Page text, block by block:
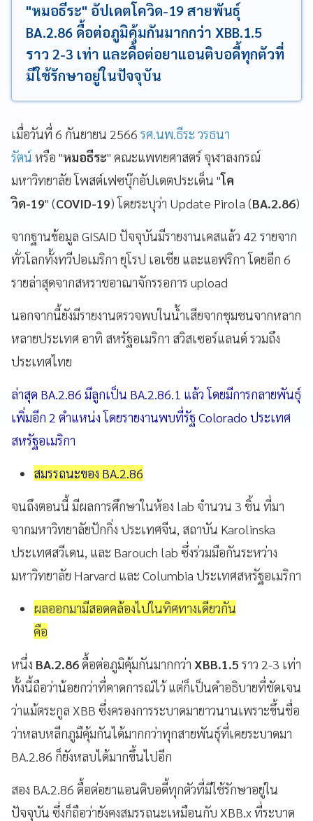
"หมอธีระ" อัปเดตโควิด-19 สายพันธุ์
BA.2.86 ดื้อต่อภูมิคุ้มกันมากกว่า XBB.1.5
ราว 2-3 เท่า และดื้อต่อยาแอนติบอดี้ทุกตัวที่
มีใช้รักษาอยู่ในปัจจุบัน
เมื่อวันที่ 6 กันยายน 2566 รศ.นพ.ธีระ วรธนา
รัตน์ หรือ "หมอธีระ" คณะแพทยศาสตร์ จุฬาลงกรณ์
มหาวิทยาลัย โพสต์เฟซบุ๊กอัปเดตประเด็น "โค
วิด-19" (COVID-19) โดยระบุว่า Update Pirola (BA.2.86)
จากฐานข้อมูล GISAID ปัจจุบันมีรายงานเคสแล้ว 42 รายจาก
ทั่วโลกทั้งทวีปอเมริกา ยุโรป เอเชีย และแอฟริกา โดยอีก 6
รายล่าสุดจากสหราชอาณาจักรรอการ upload
นอกจากนี้ยังมีรายงานตรวจพบในน้ำเสียจากชุมชนจากหลาก
หลายประเทศ อาทิ สหรัฐอเมริกา สวิสเซอร์แลนด์ รวมถึง
ประเทศไทย
ล่าสุด BA.2.86 มีลูกเป็น BA.2.86.1 แล้ว โดยมีการกลายพันธุ์
เพิ่มอีก 2 ตำแหน่ง โดยรายงานพบที่รัฐ Colorado ประเทศ
สหรัฐอเมริกา
สมรรถนะของ BA.2.86
จนถึงตอนนี้ มีผลการศึกษาในห้อง lab จำนวน 3 ชิ้น ที่มา
จากมหาวิทยาลัยปักกิ่ง ประเทศจีน, สถาบัน Karolinska
ประเทศสวีเดน, และ Barouch lab ซึ่งร่วมมือกันระหว่าง
มหาวิทยาลัย Harvard และ Columbia ประเทศสหรัฐอเมริกา
ผลออกมามีสอดคล้องไปในทิศทางเดียวกัน
คือ
หนึ่ง BA.2.86ดื้อต่อภูมิคุ้มกันมากกว่า XBB.1.5 ราว 2-3 เท่า
ทั้งนี้ถือว่าน้อยกว่าที่คาดการณ์ไว้ แต่ก็เป็นคำอธิบายที่ชัดเจน
ว่าแม้ตระกูล XBB ซึ่งครองการระบาดมายาวนานเพราะขึ้นชื่อ
ว่าหลบหลีกภูมืคุ้มกันได้มากกว่าทุกสายพันธุ์ที่เคยระบาดมา
BA.2.86 ก็ยังหลบได้มากขึ้นไปอีก
สอง BA.2.86 ดื้อต่อยาแอนติบอดี้ทุกตัวที่มีใช้รักษาอยู่ใน
ปัจจุบัน ซึ่งก็ถือว่ายังคงสมรรถนะเหมือนกับ XBB.x ที่ระบาด